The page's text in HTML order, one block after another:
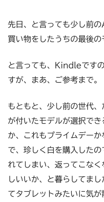
先日、と言っても少し前
買い物をしたうちの最後の
と言っても、Kindleです
すが、まあ、ご参考まで。
もともと、少し前の世代
が付いたモデルが選択で
か、これもプライムデー
で、珍しく白を購入した
れてしまい、返ってこな
しいいか、と暮らしてま
てタブレットみたいに気